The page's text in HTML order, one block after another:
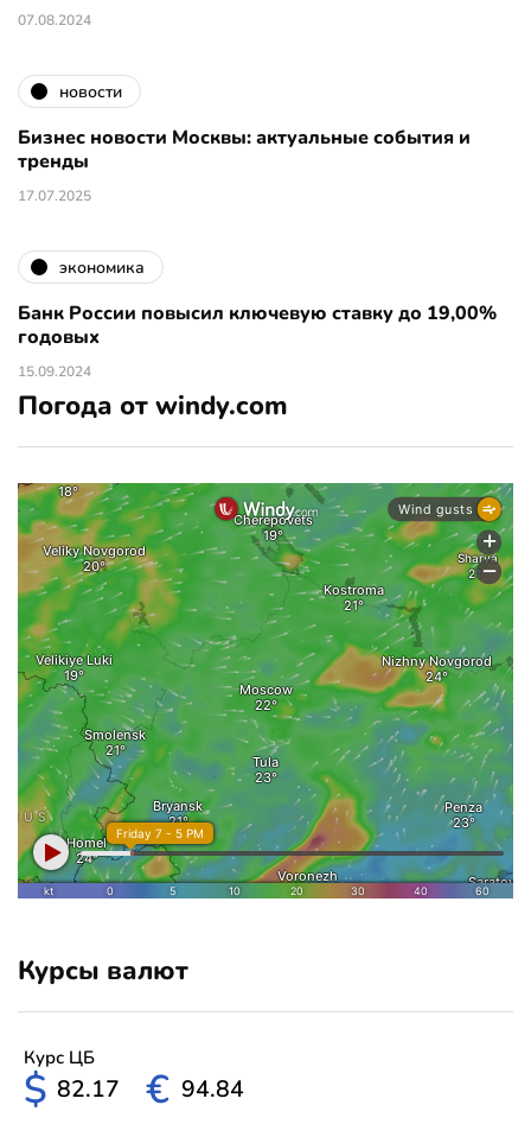
07.08.2024
новости
Бизнес новости Москвы: актуальные события и
тренды
17.07.2025
экономика
Банк России повысил ключевую ставку до 19,00%
годовых
15.09.2024
Погода от windy.com
Курсы валют
Курс ЦБ
$ 82.17 € 94.84